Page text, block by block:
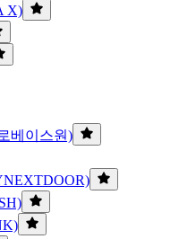
X)
베이스원)